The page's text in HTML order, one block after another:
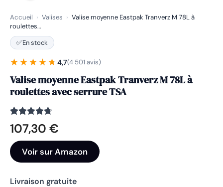
Accueil › Valises › Valise moyenne Eastpak Tranverz M 78L à
roulettes…
✅En stock
★★★★★
★★★★★ 4,7(4 501 avis)
Valise moyenne Eastpak Tranverz M 78L à
roulettes avec serrure TSA
Noté4.7
sur 5
4501
notations
client
107,30 €
Voir sur Amazon
Livraison gratuite